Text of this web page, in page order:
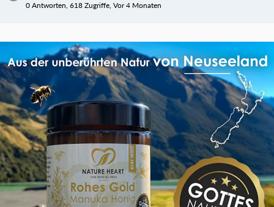
0 Antworten, 618 Zugriffe, Vor 4 Monaten